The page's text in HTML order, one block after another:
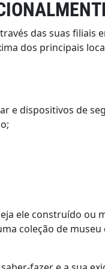
das suas filiais
dos principais
e dispositivos de
ele construído ou
coleção de